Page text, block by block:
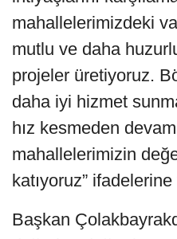
mahallelerimizdeki
mutlu ve daha
projeler üretiyoruz.
daha iyi hizmet
hız kesmeden
mahallelerimizin
katıyoruz”
Başkan